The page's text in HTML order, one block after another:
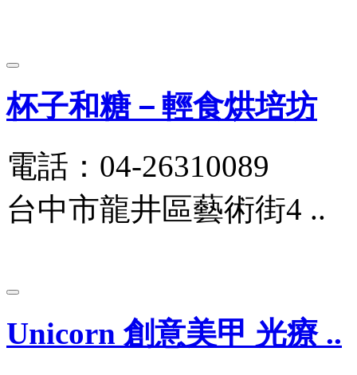
杯子和糖－輕食烘培坊
電話：04-26310089
台中市龍井區藝術街4 ..
Unicorn 創意美甲 光療 ..